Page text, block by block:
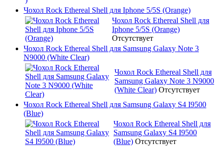
Чохол Rock Ethereal Shell для Iphone 5/5S (Orange)
Чохол Rock Ethereal Shell для
Iphone 5/5S (Orange)
Отсутствует
Чохол Rock Ethereal Shell для Samsung Galaxy Note 3
N9000 (White Clear)
Чохол Rock Ethereal Shell для
Samsung Galaxy Note 3 N9000
(White Clear) Отсутствует
Чохол Rock Ethereal Shell для Samsung Galaxy S4 I9500
(Blue)
Чохол Rock Ethereal Shell для
Samsung Galaxy S4 I9500
(Blue) Отсутствует